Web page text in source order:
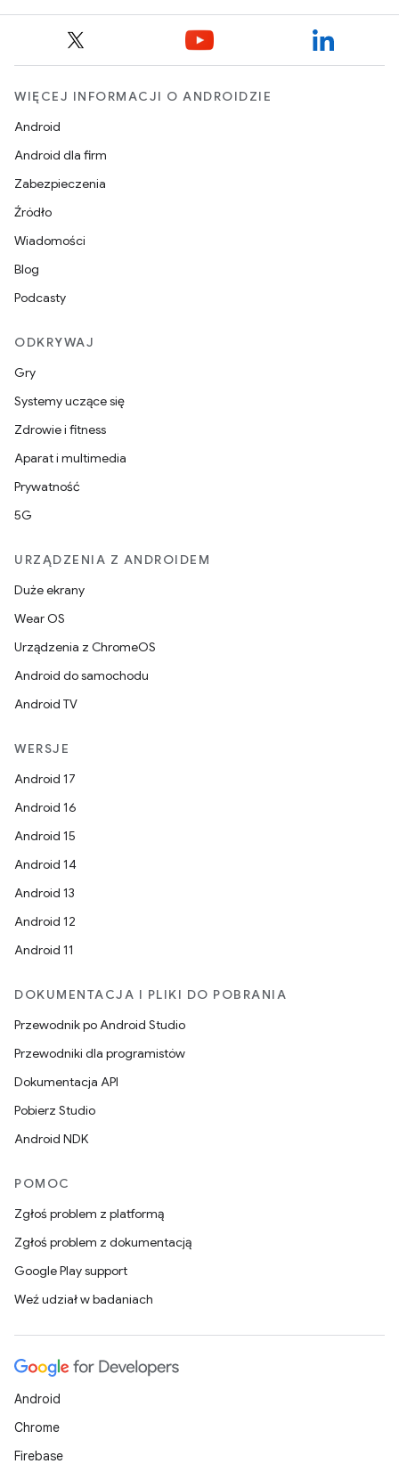
WIĘCEJ INFORMACJI O ANDROIDZIE
Android
Android dla firm
Zabezpieczenia
Źródło
Wiadomości
Blog
Podcasty
ODKRYWAJ
Gry
Systemy uczące się
Zdrowie i fitness
Aparat i multimedia
Prywatność
5G
URZĄDZENIA Z ANDROIDEM
Duże ekrany
Wear OS
Urządzenia z ChromeOS
Android do samochodu
Android TV
WERSJE
Android 17
Android 16
Android 15
Android 14
Android 13
Android 12
Android 11
DOKUMENTACJA I PLIKI DO POBRANIA
Przewodnik po Android Studio
Przewodniki dla programistów
Dokumentacja API
Pobierz Studio
Android NDK
POMOC
Zgłoś problem z platformą
Zgłoś problem z dokumentacją
Google Play support
Weź udział w badaniach
Android
Chrome
Firebase